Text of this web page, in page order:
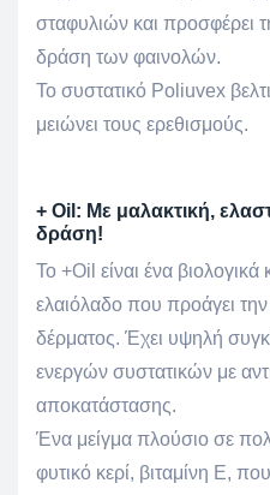
σταφυλιών και προσφέρει
δράση των φαινολών.
Το συστατικό Poliuvex
μειώνει τους ερεθισμούς.
+ Oil: Με μαλακτική,
δράση!
Το +Oil είναι ένα
ελαιόλαδο που προάγει την
δέρματος. Έχει υψηλή
ενεργών συστατικών με
αποκατάστασης.
Ένα μείγμα πλούσιο σε
φυτικό κερί, βιταμίνη E,